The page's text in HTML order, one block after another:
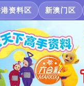
资料区 新澳门区